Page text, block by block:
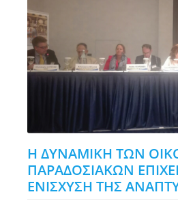
Η ΔΥΝΑΜΙΚΗ ΤΩΝ
ΠΑΡΑΔΟΣΙΑΚΩΝ
ΕΝΙΣΧΥΣΗ ΤΗΣ